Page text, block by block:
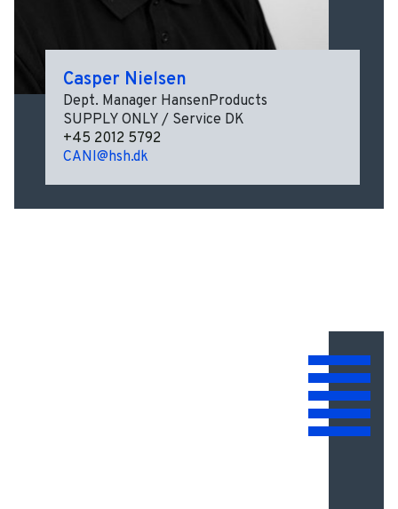
Casper Nielsen
Dept. Manager HansenProducts
SUPPLY ONLY / Service DK
+45 2012 5792
CANI@hsh.dk